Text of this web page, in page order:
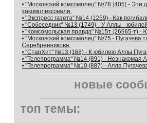
• "Московский комсомолец" №78 (405) - Эти
закомплексовали.
• "Экспресс газета" №14 (1259) - Как
• "Собеседник" №13 (1749) - У Аллы - юбилей.
• "Комсомольская правда" №15т (26965-т) -
• "Московский комсомолец" №75 - Пугачева
Серебренникова.
• "СтарХит" №13 (168) - К юбилею Аллы
• "Телепрограмма" №14 (891) - Незнакомая
• "Телепрограмма" №10 (887) - Алла
новые
топ темы: